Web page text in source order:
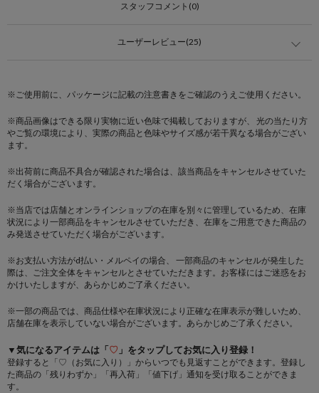
スタッフコメント(0)
ユーザーレビュー(25)
※ご使用前に、パッケージに記載の注意書きをご確認のうえご使用ください。
※商品画像はできる限り実物に近い色味で掲載しておりますが、 光の当たり方
やご覧の環境により、実際の商品と色味やサイズ感が若干異なる場合がござい
ます。
※出荷前に商品不具合が確認された場合は、該当商品をキャンセルさせていた
だく場合がございます。
※当店では店舗とオンラインショップの在庫を別々に管理しているため、在庫
状況により一部商品をキャンセルさせていただき、在庫をご用意できた商品の
み発送させていただく場合がございます。
※お支払い方法がd払い・メルペイの場合、 一部商品のキャンセルが発生した
際は、ご注文全体をキャンセルとさせていただきます。お客様にはご迷惑をお
かけいたしますが、あらかじめご了承ください。
※一部の商品では、商品仕様や在庫状況により正確な在庫表示が難しいため、
店舗在庫を表示していない場合がございます。あらかじめご了承ください。
▼気になるアイテムは「♡ 」をタップしてお気に入り登録！
登録すると「♡（お気に入り）」からいつでも見返すことができます。登録し
た商品の「残りわずか」「再入荷」「値下げ」通知を受け取ることができま
す。